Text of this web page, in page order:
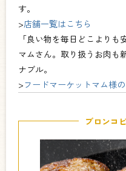
す。
>店舗一覧はこちら
「良い物を毎日どこより
マムさん。取り扱うお肉も
ナブル。
>フードマーケットマム様
ブロンコ